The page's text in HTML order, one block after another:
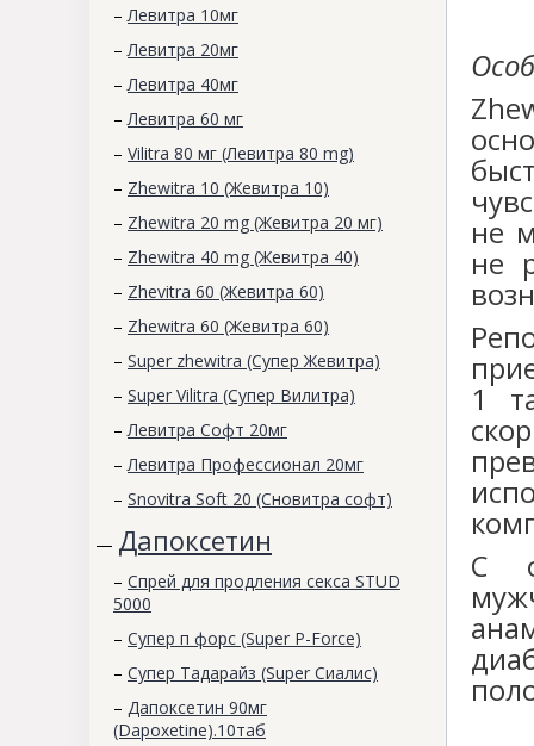
– Левитра 10мг
– Левитра 20мг
– Левитра 40мг
– Левитра 60 мг
– Vilitra 80 мг (Левитра 80 mg)
– Zhewitra 10 (Жевитра 10)
– Zhewitra 20 mg (Жевитра 20 мг)
– Zhewitra 40 mg (Жевитра 40)
– Zhevitra 60 (Жевитра 60)
– Zhewitra 60 (Жевитра 60)
– Super zhewitra (Супер Жевитра)
– Super Vilitra (Супер Вилитра)
– Левитра Софт 20мг
– Левитра Профессионал 20мг
– Snovitra Soft 20 (Сновитра софт)
— Дапоксетин
– Спрей для продления секса STUD
5000
– Супер п форс (Super P-Force)
– Супер Тадарайз (Super Сиалис)
– Дапоксетин 90мг
(Dapoxetine).10таб
не
не
1
С